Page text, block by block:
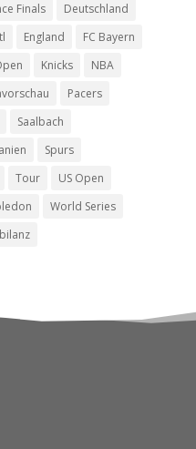
Finals
Deutschland
England
FC Bayern
Knicks
NBA
Pacers
Saalbach
Spurs
Tour
US Open
World Series